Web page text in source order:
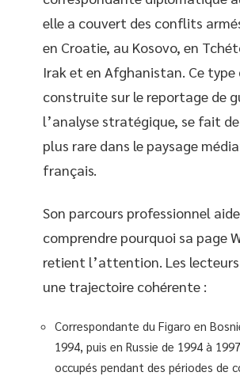
elle a couvert des conflits
en Croatie, au Kosovo, en
Irak et en Afghanistan. Ce type
construite sur le reportage de
l’analyse stratégique, se fait
plus rare dans le paysage
français.
Son parcours professionnel
comprendre pourquoi sa page
retient l’attention. Les
une trajectoire cohérente :
Correspondante du Figaro en
1994, puis en Russie de 1994 à
occupés pendant des périodes de